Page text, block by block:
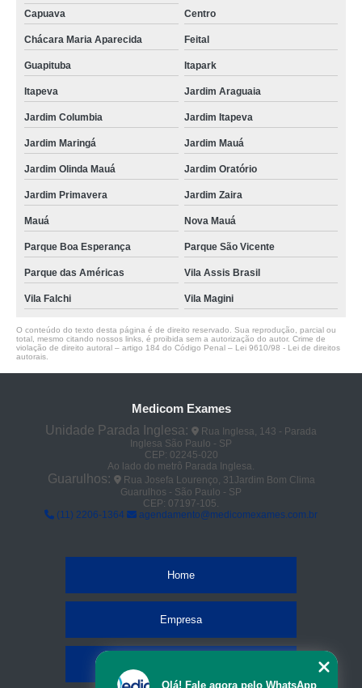
Capuava
Centro
Chácara Maria Aparecida Feital
Guapituba Itapark
Itapeva Jardim Araguaia
Jardim Columbia Jardim Itapeva
Jardim Maringá Jardim Mauá
Jardim Olinda Mauá Jardim Oratório
Jardim Primavera Jardim Zaira
Mauá Nova Mauá
Parque Boa Esperança Parque São Vicente
Parque das Américas Vila Assis Brasil
Vila Falchi Vila Magini
O conteúdo do texto desta página é de direito reservado. Sua reprodução, parcial ou
total, mesmo citando nossos links, é proibida sem a autorização do autor. Crime de
violação de direito autoral – artigo 184 do Código Penal – Lei 9610/98 - Lei de direitos
autorais
Medicom Exames
Unidade Parada Inglesa:
Rua Inglesa, 143 - Parada
Inglesa São Paulo - SP
CEP: 02245-020
Ao lado do metrô Parada Inglesa.
Guarulhos:
Rua Josefa Lourenço, 31Jardim Bom Clima
Guarulhos - São Paulo - SP
CEP: 07197-105.
(11) 2206-1364
agendamento@medicomexames.com.br
Home
Empresa
Olá! Fale agora pelo WhatsApp